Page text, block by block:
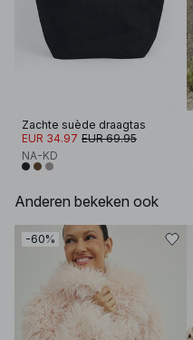
Zachte suède draagtas
EUR 34.97 EUR 69.95
NA-KD
Anderen bekeken ook
-60%